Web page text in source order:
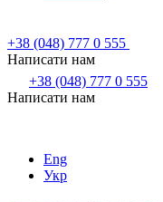
+38 (048) 777 0 555
Написати нам
+38 (048) 777 0 555
Написати нам
Eng
Укр